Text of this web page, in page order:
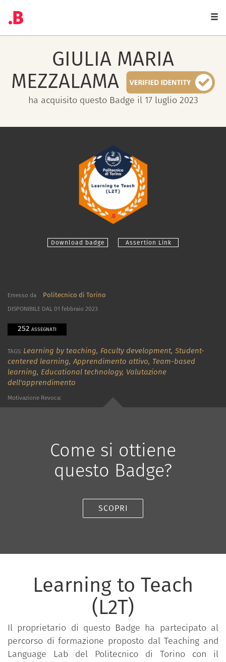
GIULIA MARIA
MEZZALAMA
ha acquisito questo Badge il 17 luglio 2023
Download badge Assertion Link
Emesso da Politecnico di Torino
DISPONIBILE DAL 01 febbraio 2023
252 ASSEGNATI
TAGS: Learning by teaching, Faculty development, Student-
centered learning,Apprendimento attivo, Team-based
learning, Educational technology, Valutazione
dell'apprendimento
Motivazione Revoca:
Come si ottiene
questo Badge?
SCOPRI
Learning to Teach
(L2T)
Il proprietario di questo Badge ha partecipato al
percorso di formazione proposto dal Teaching and
Language Lab del Politecnico di Torino con il